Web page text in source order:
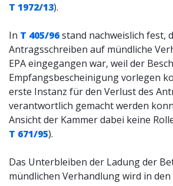
T 1972/13).
In T 405/96stand nachweislich fest,
Antragsschreiben auf mündliche
EPA eingegangen war, weil der
Empfangsbescheinigung vorlegen
erste Instanz für den Verlust des
verantwortlich gemacht werden
Ansicht der Kammer dabei keine
T 671/95).
Das Unterbleiben der Ladung der
mündlichen Verhandlung wird in